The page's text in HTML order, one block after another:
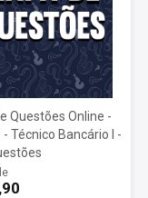
Questões Online -
Técnico Bancário I -